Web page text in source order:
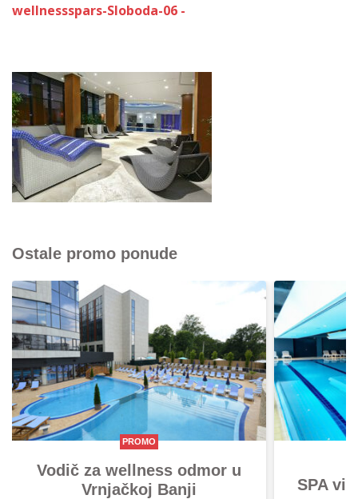
wellnessspars-Sloboda-06 -
Ostale promo ponude
PROMO
Vodič za wellness odmor u
Vrnjačkoj Banji
SPA